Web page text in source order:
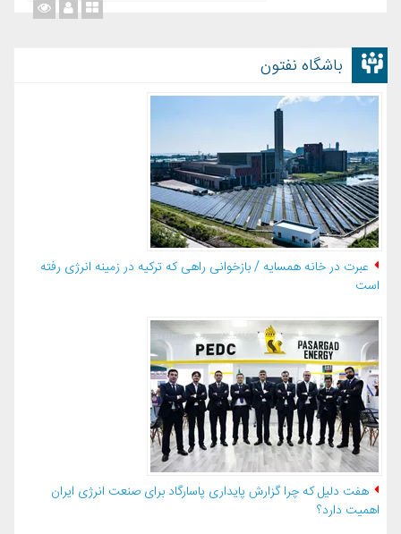
باشگاه نفتون
عبرت در خانه همسایه / بازخوانی راهی که ترکیه در زمینه انرژی رفته
است
هفت دلیل که چرا گزارش پایداری پاسارگاد برای صنعت انرژی ایران
اهمیت دارد؟